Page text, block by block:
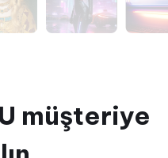
müşteriye